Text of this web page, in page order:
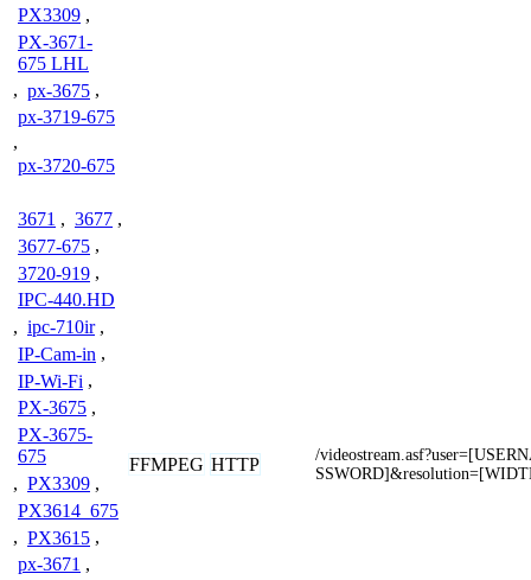
PX3309 ,
PX-3671-
675 LHL
, px-3675 ,
px-3719-675
,
px-3720-675
3671 , 3677 ,
3677-675 ,
3720-919 ,
IPC-440.HD
, ipc-710ir ,
IP-Cam-in ,
IP-Wi-Fi ,
PX-3675 ,
PX-3675-
675
, PX3309 ,
PX3614_675
, PX3615 ,
px-3671 ,
FFMPEG HTTP
/